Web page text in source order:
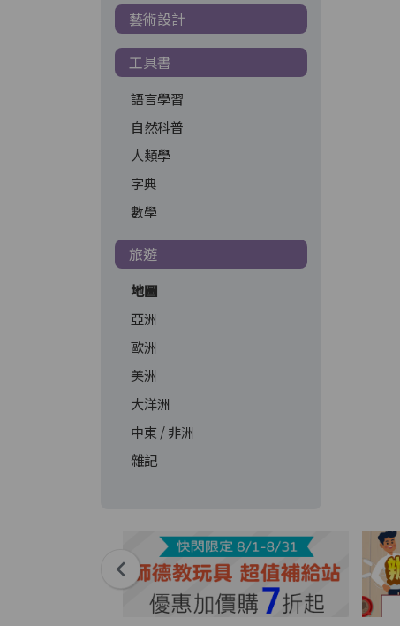
藝術設計
工具書
語言學習
自然科普
人類學
字典
數學
旅遊
地圖
亞洲
歐洲
美洲
大洋洲
中東 / 非洲
雜記